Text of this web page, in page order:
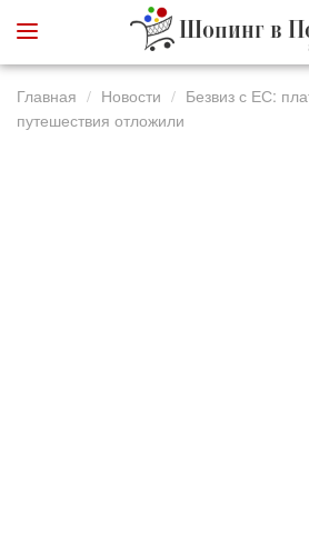
Шопинг в
Главная Новости
Безвиз с ЕС:
путешествия отложили